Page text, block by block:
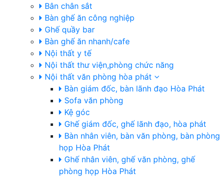
Bân chân sắt
Bàn ghế ăn công nghiệp
Ghế quầy bar
Bàn ghế ăn nhanh/cafe
Nội thất y tế
Nội thất thư viện,phòng chức năng
Nội thất văn phòng hòa phát
Bàn giám đốc, bàn lãnh đạo Hòa Phát
Sofa văn phòng
Kệ góc
Ghế giám đốc, ghế lãnh đạo, hòa phát
Bàn nhân viên, bàn văn phòng, bàn phòng
họp Hòa Phát
Ghế nhân viên, ghế văn phòng, ghế
phòng họp Hòa Phát